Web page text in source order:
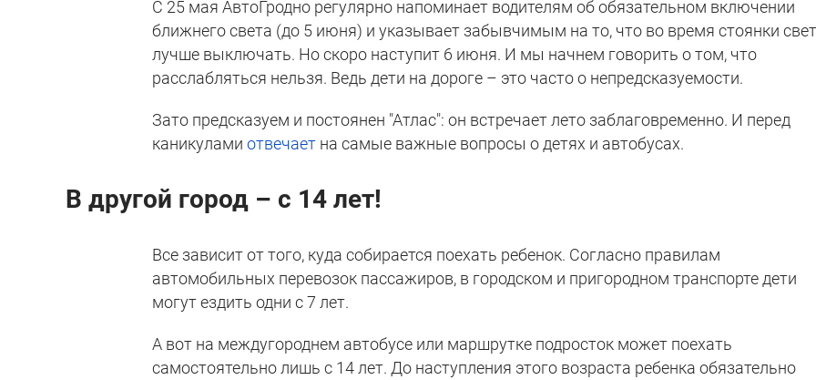
С 25 мая АвтоГродно регулярно напоминает водителям об обязательном включении
ближнего света (до 5 июня) и указывает забывчимым на то, что во время стоянки свет
лучше выключать. Но скоро наступит 6 июня. И мы начнем говорить о том, что
расслабляться нельзя. Ведь дети на дороге – это часто о непредсказуемости.
Зато предсказуем и постоянен "Атлас": он встречает лето заблаговременно. И перед
каникуламиотвечает на самые важные вопросы о детях и автобусах.
В другой город – с 14 лет!
Все зависит от того, куда собирается поехать ребенок. Согласно правилам
автомобильных перевозок пассажиров, в городском и пригородном транспорте дети
могут ездить одни с 7 лет.
А вот на междугороднем автобусе или маршрутке подросток может поехать
самостоятельно лишь с 14 лет. До наступления этого возраста ребенка обязательно